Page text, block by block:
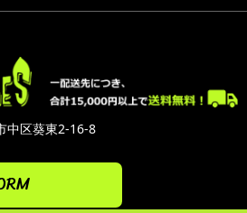
区葵東2-16-8